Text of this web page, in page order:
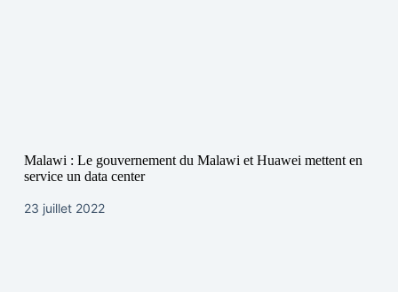
Malawi : Le gouvernement du Malawi et Huawei mettent en
service un data center
23 juillet 2022